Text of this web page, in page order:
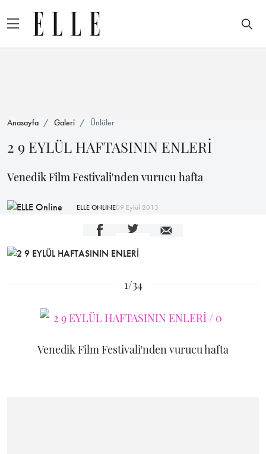
Anasayfa Galeri Ünlüler
2 9 EYLÜL HAFTASININ ENLERİ
Venedik Film Festivali'nden vurucu hafta
ELLE ONLİNE09 Eylül 2013
1/34
Venedik Film Festivali'nden vurucu hafta